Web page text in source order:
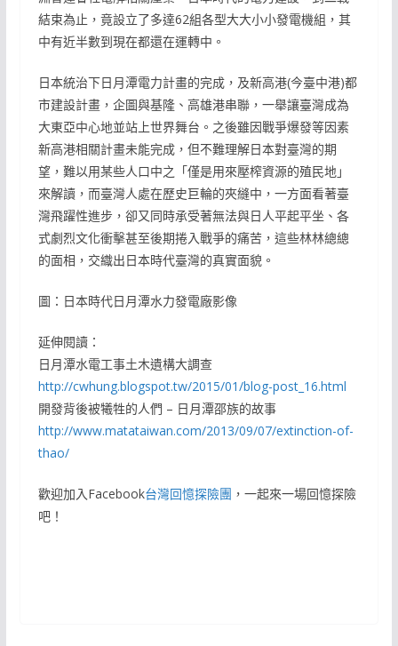
結束為止，竟設立了多達62組各型大大小小發電機組，其
中有近半數到現在都還在運轉中。
日本統治下日月潭電力計畫的完成，及新高港(今臺中港)都
市建設計畫，企圖與基隆、高雄港串聯，一舉讓臺灣成為
大東亞中心地並站上世界舞台。之後雖因戰爭爆發等因素
新高港相關計畫未能完成，但不難理解日本對臺灣的期
望，難以用某些人口中之「僅是用來壓榨資源的殖民地」
來解讀，而臺灣人處在歷史巨輪的夾縫中，一方面看著臺
灣飛躍性進步，卻又同時承受著無法與日人平起平坐、各
式劇烈文化衝擊甚至後期捲入戰爭的痛苦，這些林林總總
的面相，交織出日本時代臺灣的真實面貌。
圖：日本時代日月潭水力發電廠影像
延伸閱讀：
日月潭水電工事土木遺構大調查
http://cwhung.blogspot.tw/2015/01/blog-post_16.html
開發背後被犧牲的人們 – 日月潭邵族的故事
http://www.matataiwan.com/2013/09/07/extinction-of-
thao/
歡迎加入Facebook台灣回憶探險團 ，一起來一場回憶探險
吧！